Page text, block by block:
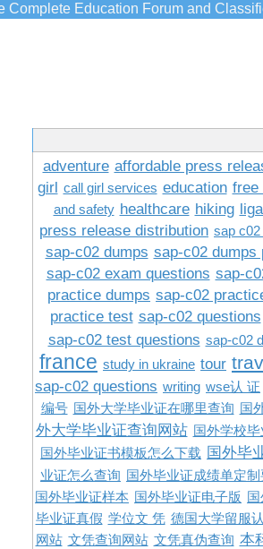
Complete Education Forum and
adventure affordable press
girl call girl services education free
and safety healthcare hiking
press release distribution sap
sap-c02 dumps sap-c02 dumps
sap-c02 exam questions sap-
practice dumps sap-c02
practice test sap-c02 questions
sap-c02 test questions sap-c02
france study in ukraine tour
sap-c02 questions writing wse认 证
编号 国外大学毕业证在哪里查询 国
外大学毕业证查询网站 国外学校
国外毕业证书模板怎么下载 国外毕
业证怎么查询
国外毕业证成绩单定
国外毕业证样本
国外毕业证电子版
毕业证真假 学位文 凭 德国大学留服
网站 文凭查询网站 文凭真伪查询 本